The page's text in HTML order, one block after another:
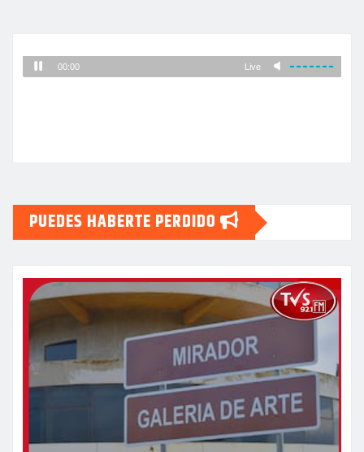
PUEDES HABERTE PERDIDO